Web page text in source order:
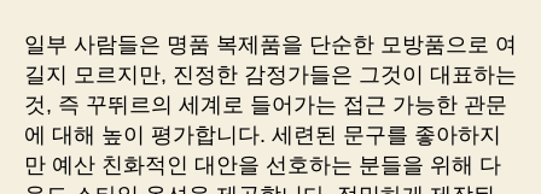
일부 사람들은 명품 복제품을 단순한 모방품으로 여
길지 모르지만, 진정한 감정가들은 그것이 대표하는
것, 즉 꾸뛰르의 세계로 들어가는 접근 가능한 관문
에 대해 높이 평가합니다. 세련된 문구를 좋아하지
만 예산 친화적인 대안을 선호하는 분들을 위해 다